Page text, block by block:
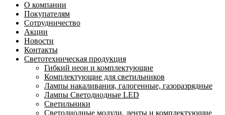
О компании
Покупателям
Сотрудничество
Акции
Новости
Контакты
Светотехническая продукция
Гибкий неон и комплектующие
Комплектующие для светильников
Лампы накаливания, галогенные, газоразрядные
Лампы Светодиодные LED
Светильники
Светодиодные модули, ленты и комплектующие